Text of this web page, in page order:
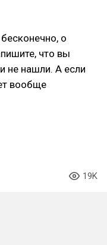
о
что вы
не нашли. А если
вообще
19K